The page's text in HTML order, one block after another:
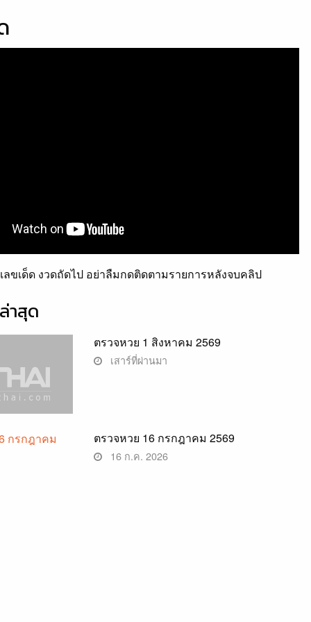
ลขเด็ด งวดถัดไป อย่าลืมกดติดตามรายการหลังจบคลิป
าสุด
ตรวจหวย 1 สิงหาคม 2569
เสาร์ที่ผ่านมา
ตรวจหวย 16 กรกฎาคม 2569
16 ก.ค. 2026